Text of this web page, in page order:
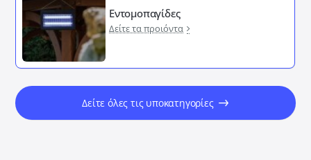
Εντομοπαγίδες
Δείτε τα προιόντα
Δείτε όλες τις υποκατηγορίες